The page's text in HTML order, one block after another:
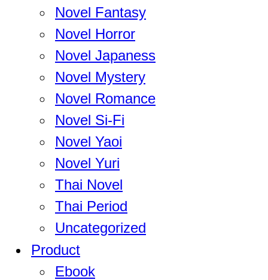
Novel Fantasy
Novel Horror
Novel Japaness
Novel Mystery
Novel Romance
Novel Si-Fi
Novel Yaoi
Novel Yuri
Thai Novel
Thai Period
Uncategorized
Product
Ebook